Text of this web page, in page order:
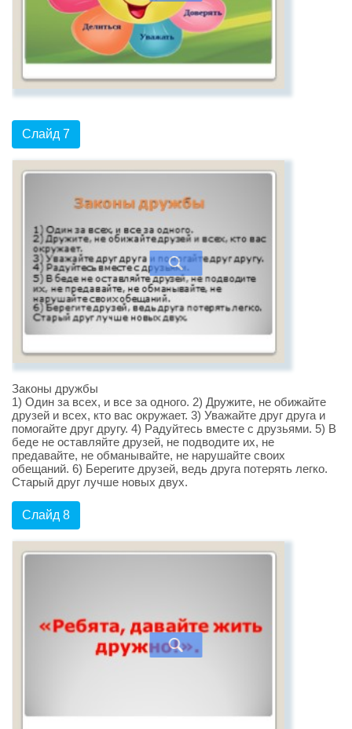
Слайд 7
Законы дружбы
1) Один за всех, и все за одного. 2) Дружите, не обижайте
друзей и всех, кто вас окружает. 3) Уважайте друг друга и
помогайте друг другу. 4) Радуйтесь вместе с друзьями. 5) В
беде не оставляйте друзей, не подводите их, не
предавайте, не обманывайте, не нарушайте своих
обещаний. 6) Берегите друзей, ведь друга потерять легко.
Старый друг лучше новых двух.
Слайд 8